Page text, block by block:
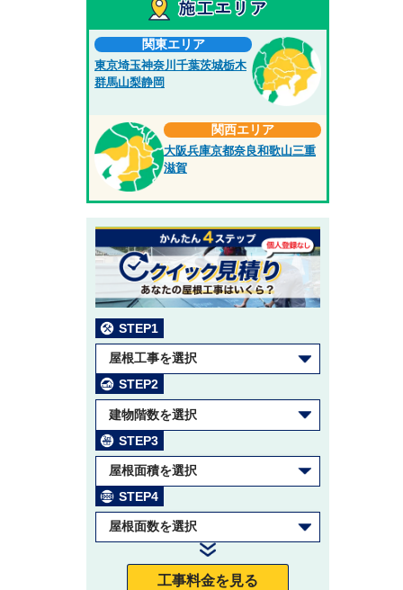
関東エリア
東京埼玉神奈川 千葉茨城栃木
群馬山梨静岡
関西エリア
大阪兵庫京都奈良和歌山三重
滋賀
STEP1
屋根工事を選択
STEP2
建物階数を選択
STEP3
屋根面積を選択
STEP4
屋根面数を選択
工事料金を見る